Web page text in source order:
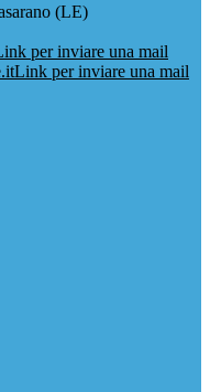
(LE)
per inviare una mail
Link per inviare una mail